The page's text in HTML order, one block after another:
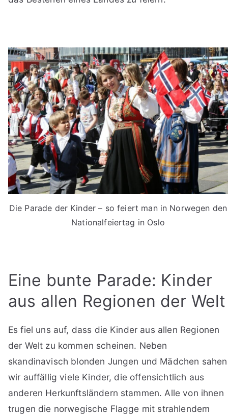
Die Parade der Kinder – so feiert man in Norwegen den
Nationalfeiertag in Oslo
Eine bunte Parade: Kinder
aus allen Regionen der Welt
Es fiel uns auf, dass die Kinder aus allen Regionen
der Welt zu kommen scheinen. Neben
skandinavisch blonden Jungen und Mädchen sahen
wir auffällig viele Kinder, die offensichtlich aus
anderen Herkunftsländern stammen. Alle von ihnen
trugen die norwegische Flagge mit strahlendem